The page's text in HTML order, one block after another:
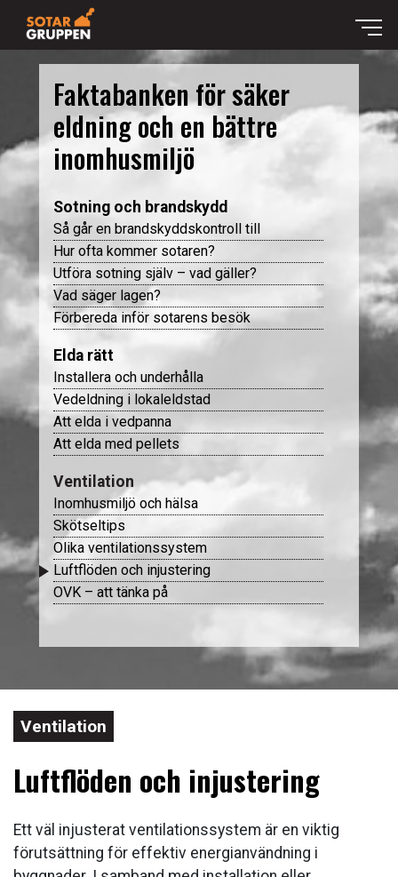
Sotning
Ventilation
Ventilation – Till vårat systerbolag Ventgruppen
Sanering
Spolning
Bokningsportalen
Boka Skåne
Boka Mariestad
Boka Västra skaraborg
Boka Östra skaraborg
Tips och råd
Kontakt
Sotargruppen Östra Skaraborg
Sotargruppen Mariestad/Skövde
Sotargruppen Helsingborg
Sotargruppen Hylte
Sotargruppen Lund
Ventgruppen
Om oss
Faktabanken för säker
eldning och en bättre
inomhusmiljö
Sotning och brandskydd
Så går en brandskyddskontroll till
Hur ofta kommer sotaren?
Utföra sotning själv – vad gäller?
Vad säger lagen?
Förbereda inför sotarens besök
Elda rätt
Installera och underhålla
Vedeldning i lokaleldstad
Att elda i vedpanna
Att elda med pellets
Ventilation
Inomhusmiljö och hälsa
Skötseltips
Olika ventilationssystem
Luftflöden och injustering
OVK – att tänka på
Ventilation
Luftflöden och injustering
Ett väl injusterat ventilationssystem är en viktig
förutsättning för effektiv energianvändning i